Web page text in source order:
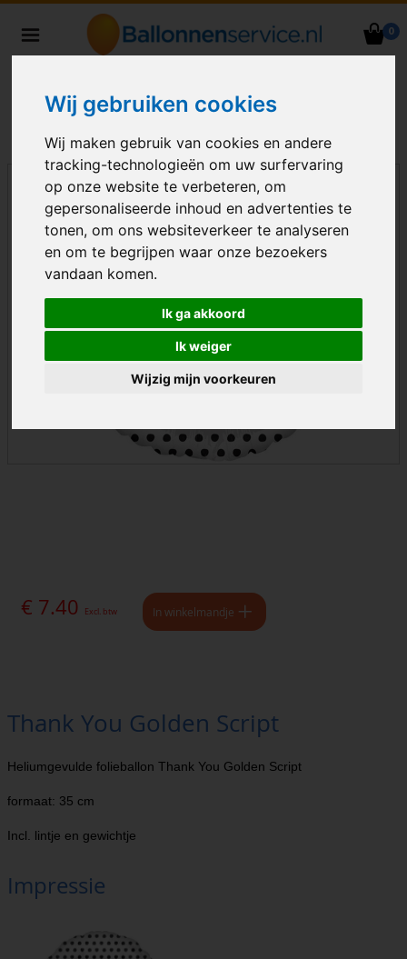
Wij gebruiken cookies
Wij maken gebruik van cookies en andere
tracking-technologieën om uw surfervaring
op onze website te verbeteren, om
gepersonaliseerde inhoud en advertenties te
tonen, om ons websiteverkeer te analyseren
en om te begrijpen waar onze bezoekers
vandaan komen.
Ik ga akkoord
Ik weiger
Wijzig mijn voorkeuren
0
Nederland
€ 7.40 Excl. btw In winkelmandje
Thank You Golden Script
Heliumgevulde folieballon Thank You Golden Script
formaat: 35 cm
Incl. lintje en gewichtje
Impressie